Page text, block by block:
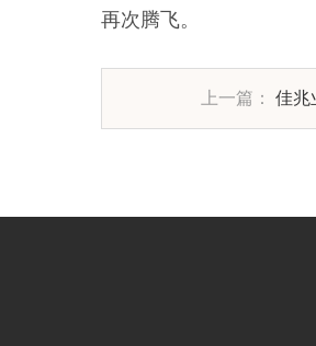
再次腾飞。
上一篇： 佳兆